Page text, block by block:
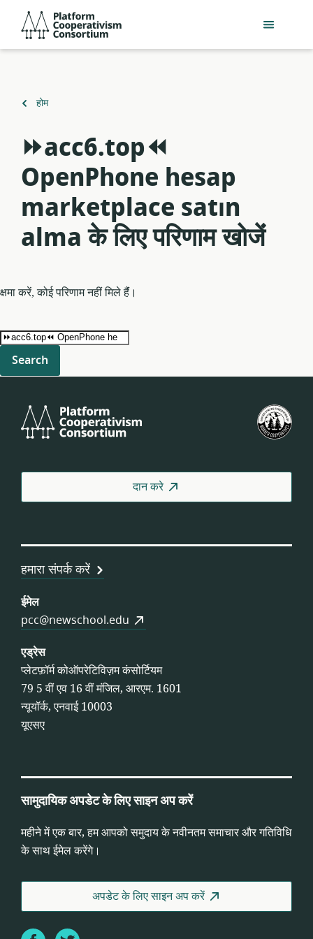
सामग्री
Consortium
पर
होम
⏩acc6.top⏪
OpenPhone hesap
marketplace satın
alma के लिए परिणाम खोजेंं
क्षमा करें, कोई परिणाम नहीं मिले हैंं।
Search
for:
Cooperativism
दान करे
हमारा संपर्क करें
ईमेल
pcc@newschool.edu
एड्रेस
प्लेटफ़ॉर्म कोऑपरेटिविज़म कंसोर्टियम
79 5 वीं एव 16 वीं मंजिल, आरएम. 1601
न्यूयॉर्क, एनवाई 10003
यूएसए
सामुदायिक अपडेट के लिए साइन अप करें
महीने में एक बार, हम आपको समुदाय के नवीनतम समाचार और गतिविधि
के साथ ईमेल करेंगे।
अपडेट के लिए साइन अप करें